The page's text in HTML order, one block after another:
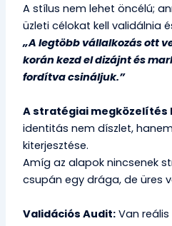
A stílus nem lehet öncélú;
üzleti célokat kell validálnia
„A legtöbb vállalkozás ott
korán kezd el dizájnt és
fordítva csináljuk.”
A stratégiai megközelítés
identitás nem díszlet,
kiterjesztése.
Amíg az alapok nincsenek
csupán egy drága, de üres
Validációs Audit: Van